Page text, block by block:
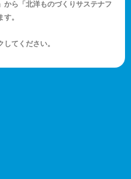
から「北洋ものづくりサステナフ
。
してください。